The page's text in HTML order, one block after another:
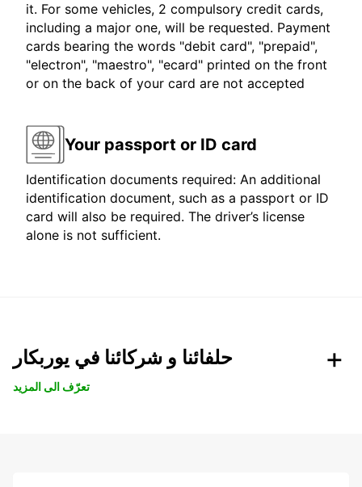
it. For some vehicles, 2 compulsory credit cards,
including a major one, will be requested. Payment
cards bearing the words "debit card", "prepaid",
"electron", "maestro", "ecard" printed on the front
or on the back of your card are not accepted
Your passport or ID card
Identification documents required: An additional
identification document, such as a passport or ID
card will also be required. The driver’s license
alone is not sufficient.
حلفائنا و شركائنا في يوربكار
تعرّف الى المزيد